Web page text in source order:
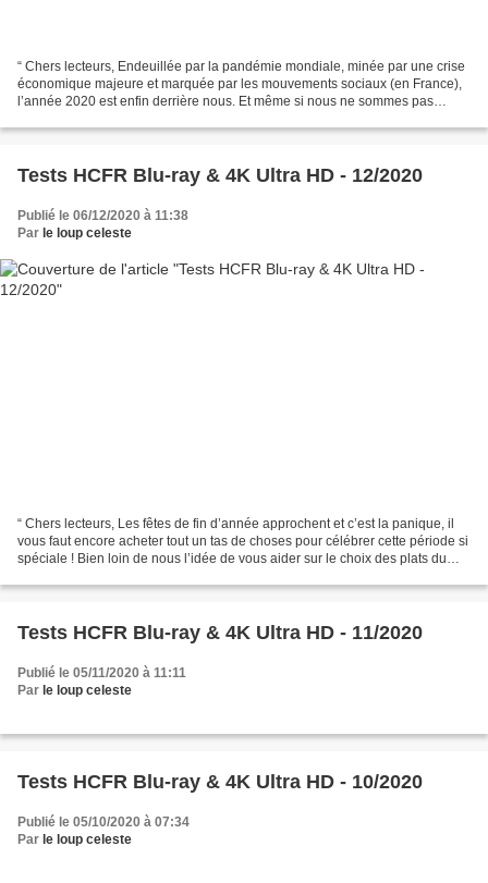
“ Chers lecteurs, Endeuillée par la pandémie mondiale, minée par une crise
économique majeure et marquée par les mouvements sociaux (en France),
l’année 2020 est enfin derrière nous. Et même si nous ne sommes pas
Tests HCFR Blu-ray & 4K Ultra HD - 12/2020
Publié le 06/12/2020 à 11:38
Par le loup celeste
“ Chers lecteurs, Les fêtes de fin d’année approchent et c’est la panique, il
vous faut encore acheter tout un tas de choses pour célébrer cette période si
spéciale ! Bien loin de nous l’idée de vous aider sur le choix des plats du
Tests HCFR Blu-ray & 4K Ultra HD - 11/2020
Publié le 05/11/2020 à 11:11
Par le loup celeste
Tests HCFR Blu-ray & 4K Ultra HD - 10/2020
Publié le 05/10/2020 à 07:34
Par le loup celeste